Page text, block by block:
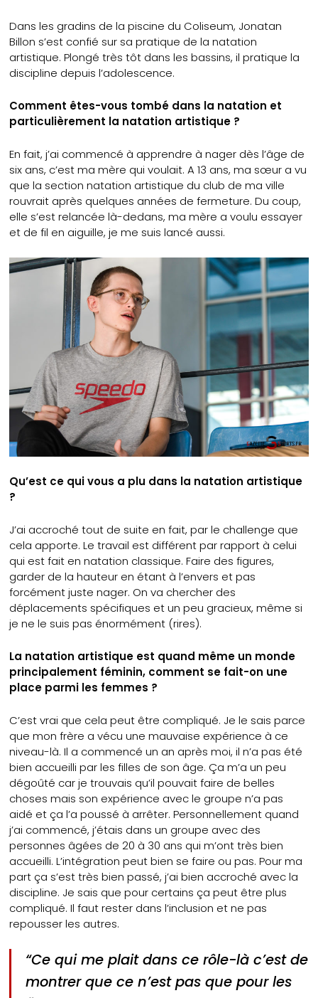
Dans les gradins de la piscine du Coliseum, Jonatan
Billon s’est confié sur sa pratique de la natation
artistique. Plongé très tôt dans les bassins, il pratique la
discipline depuis l’adolescence.
Comment êtes-vous tombé dans la natation et
particulièrement la natation artistique ?
En fait, j’ai commencé à apprendre à nager dès l’âge de
six ans, c’est ma mère qui voulait. A 13 ans, ma sœur a vu
que la section natation artistique du club de ma ville
rouvrait après quelques années de fermeture. Du coup,
elle s’est relancée là-dedans, ma mère a voulu essayer
et de fil en aiguille, je me suis lancé aussi.
Qu’est ce qui vous a plu dans la natation artistique
?
J’ai accroché tout de suite en fait, par le challenge que
cela apporte. Le travail est différent par rapport à celui
qui est fait en natation classique. Faire des figures,
garder de la hauteur en étant à l’envers et pas
forcément juste nager. On va chercher des
déplacements spécifiques et un peu gracieux, même si
je ne le suis pas énormément (rires).
La natation artistique est quand même un monde
principalement féminin, comment se fait-on une
place parmi les femmes ?
C’est vrai que cela peut être compliqué. Je le sais parce
que mon frère a vécu une mauvaise expérience à ce
niveau-là. Il a commencé un an après moi, il n’a pas été
bien accueilli par les filles de son âge. Ça m’a un peu
dégoûté car je trouvais qu’il pouvait faire de belles
choses mais son expérience avec le groupe n’a pas
aidé et ça l’a poussé à arrêter. Personnellement quand
j’ai commencé, j’étais dans un groupe avec des
personnes âgées de 20 à 30 ans qui m’ont très bien
accueilli. L’intégration peut bien se faire ou pas. Pour ma
part ça s’est très bien passé, j’ai bien accroché avec la
discipline. Je sais que pour certains ça peut être plus
compliqué. Il faut rester dans l’inclusion et ne pas
repousser les autres.
“Ce qui me plait dans ce rôle-là c’est de
montrer que ce n’est pas que pour les